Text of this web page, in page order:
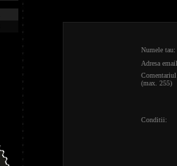
Numele tau:
Adresa
(max. 255)
Conditii: